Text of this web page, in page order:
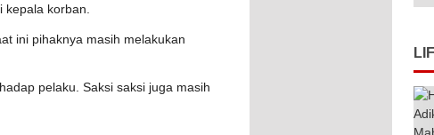
korban.
ini pihaknya masih melakukan
pelaku. Saksi saksi juga masih